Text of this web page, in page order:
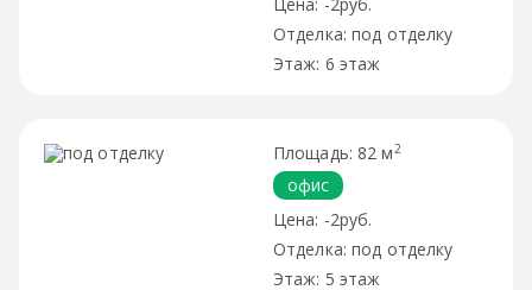
под отделку
6 этаж
82 м 2
офис
-2руб.
под отделку
5 этаж